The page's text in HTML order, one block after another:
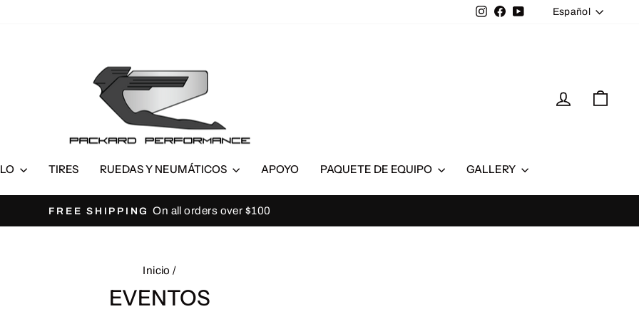
Instagram
Facebook
YouTubeIDIOMA
Español
INGRESAR
TIRES RUEDAS Y NEUMÁTICOS APOYO PAQUETE DE EQUIPO GALLERY
diapositivas
FREE SHIPPING On all orders over $100
Inicio /
EVENTOS